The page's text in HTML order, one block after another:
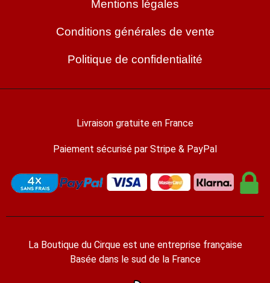
Mentions légales
Conditions générales de vente
Politique de confidentialité
Livraison gratuite en France
Paiement sécurisé par Stripe & PayPal
La Boutique du Cirque est une entreprise française
Basée dans le sud de la France